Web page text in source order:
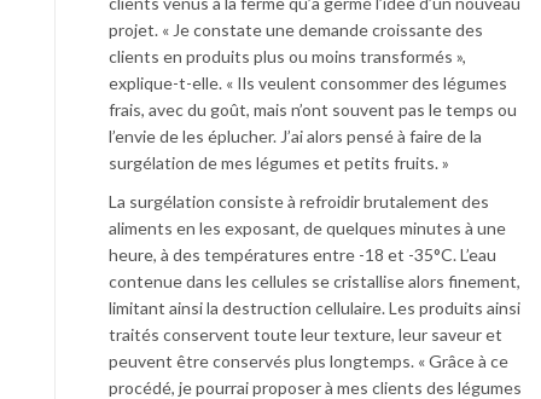
projet. « Je constate une demande croissante des
clients en produits plus ou moins transformés »,
explique-t-elle. « Ils veulent consommer des légumes
frais, avec du goût, mais n’ont souvent pas le temps ou
l’envie de les éplucher. J’ai alors pensé à faire de la
surgélation de mes légumes et petits fruits. »
La surgélation consiste à refroidir brutalement des
aliments en les exposant, de quelques minutes à une
heure, à des températures entre -18 et -35°C. L’eau
contenue dans les cellules se cristallise alors finement,
limitant ainsi la destruction cellulaire. Les produits ainsi
traités conservent toute leur texture, leur saveur et
peuvent être conservés plus longtemps. « Grâce à ce
procédé, je pourrai proposer à mes clients des légumes